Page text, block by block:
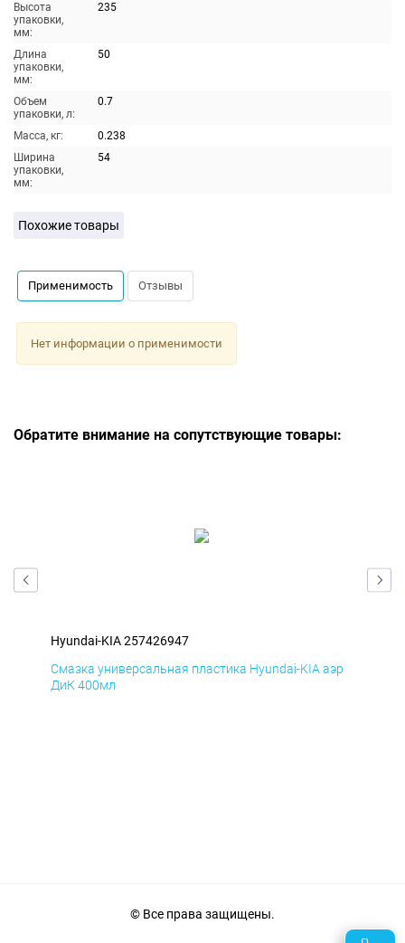
Высота
упаковки,
мм:
235
Длина
упаковки,
мм:
50
Объем
упаковки, л:
0.7
Масса, кг:
0.238
Ширина
упаковки,
мм:
54
Похожие товары
Применимость Отзывы
Нет информации о применимости
Обратите внимание на сопутствующие товары:
Hyundai-KIA 257426947
Смазка универсальная пластика Hyundai-KIA аэр
ДиК 400мл
© Все права защищены.